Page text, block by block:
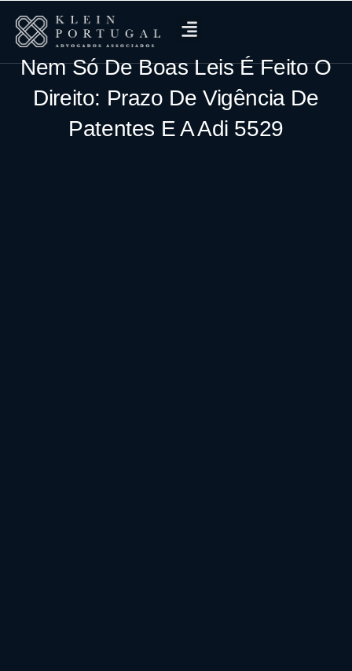
Nem Só De Boas Leis É Feito O
Direito: Prazo De Vigência De
Patentes E A Adi 5529